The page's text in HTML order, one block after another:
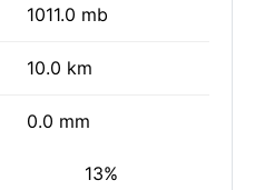
1011.0 mb
10.0 km
0.0 mm
13%